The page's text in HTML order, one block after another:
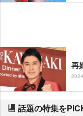
再
話題の特集を